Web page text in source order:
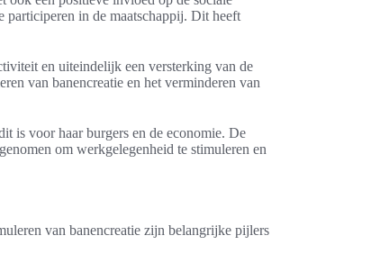
participeren in de maatschappij. Dit heeft
en uiteindelijk een versterking van de
van banencreatie en het verminderen van
is voor haar burgers en de economie. De
om werkgelegenheid te stimuleren en
van banencreatie zijn belangrijke pijlers